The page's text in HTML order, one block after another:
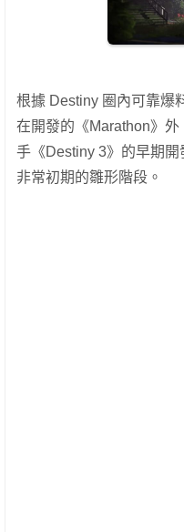
根據 Destiny 圈內可靠爆
在開發的《Marathon》
手《Destiny 3》的早期
非常初期的雛形階段。